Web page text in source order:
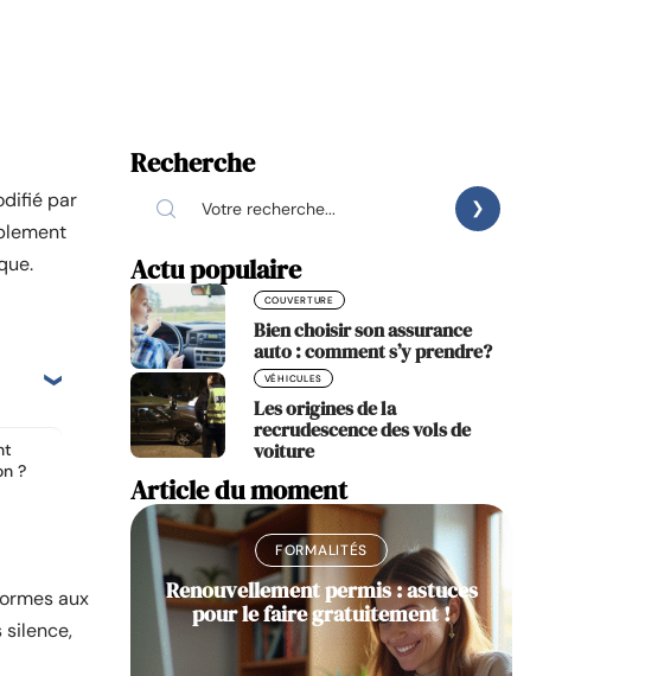
par
?
aux
silence,
Recherche
Actu populaire
COUVERTURE
Bien choisir son assurance
auto : comment s’y prendre?
VÉHICULES
Les origines de la
recrudescence des vols de
voiture
Article du moment
FORMALITÉS
Renouvellement permis : astuces
pour le faire gratuitement !